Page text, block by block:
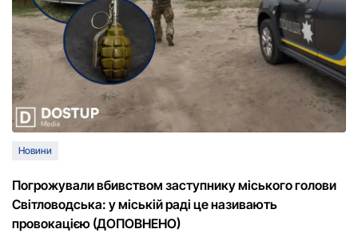
Новини
Погрожували вбивством заступнику міського голови
Світловодська: у міській раді це називають
провокацією (ДОПОВНЕНО)